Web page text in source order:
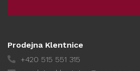
Prodejna Klentnice
+420 515 551 315